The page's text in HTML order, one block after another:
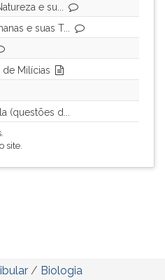
e su...
e suas T...
Milícias
(questões d...
site.
/ Biologia